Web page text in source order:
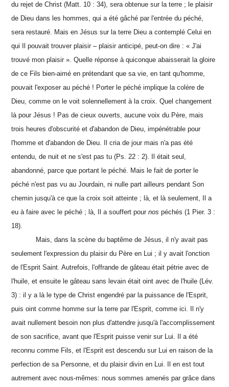
du rejet de Christ (Matt. 10 : 34), sera obtenue sur la terre ; le plaisir
de Dieu dans les hommes, qui a été gâché par l'entrée du péché,
sera restauré. Mais en Jésus sur la terre Dieu a contemplé Celui en
qui Il pouvait trouver plaisir – plaisir anticipé, peut-on dire : « J'ai
trouvé mon plaisir ». Quelle réponse à quiconque abaisserait la gloire
de ce Fils bien-aimé en prétendant que sa vie, en tant qu'homme,
pouvait l'exposer au péché ! Porter le péché implique la colère de
Dieu, comme on le voit solennellement à la croix. Quel changement
là pour Jésus ! Pas de cieux ouverts, aucune voix du Père, mais
trois heures d'obscurité et d'abandon de Dieu, impénétrable pour
l'homme et d'abandon de Dieu. Il cria de jour mais n'a pas été
entendu, de nuit et ne s'est pas tu (Ps. 22 : 2). Il était seul,
abandonné, parce que portant le péché. Mais le fait de porter le
péché n'est pas vu au Jourdain, ni nulle part ailleurs pendant Son
chemin jusqu'à ce que la croix soit atteinte ; là, et là seulement, Il a
eu à faire avec le péché ; là, Il a souffert pournos péchés (1 Pier. 3 :
18).
Mais, dans la scène du baptême de Jésus, il n'y avait pas
seulement l'expression du plaisir du Père en Lui ; il y avait l'onction
de l'Esprit Saint. Autrefois, l'offrande de gâteau était pétrie avec de
l'huile, et ensuite le gâteau sans levain était oint avec de l'huile (Lév.
3) : il y a là le type de Christ engendré par la puissance de l'Esprit,
puis oint comme homme sur la terre par l'Esprit, comme ici. Il n'y
avait nullement besoin non plus d'attendre jusqu'à l'accomplissement
de son sacrifice, avant que l'Esprit puisse venir sur Lui. Il a été
reconnu comme Fils, et l'Esprit est descendu sur Lui en raison de la
perfection de sa Personne, et du plaisir divin en Lui. Il en est tout
autrement avec nous-mêmes: nous sommes amenés par grâce dans